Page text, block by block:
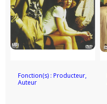
Fonction(s) : Producteur,
Auteur